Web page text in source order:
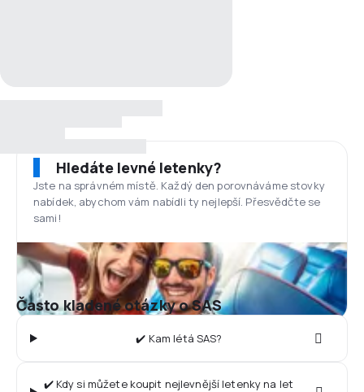
Hledáte levné letenky?
Jste na správném místě. Každý den porovnáváme stovky
nabídek, abychom vám nabídli ty nejlepší. Přesvědčte se
sami!
Často kladené otázky o SAS
✔️ Kam létá SAS?
✔️ Kdy si můžete koupit nejlevnější letenky na let